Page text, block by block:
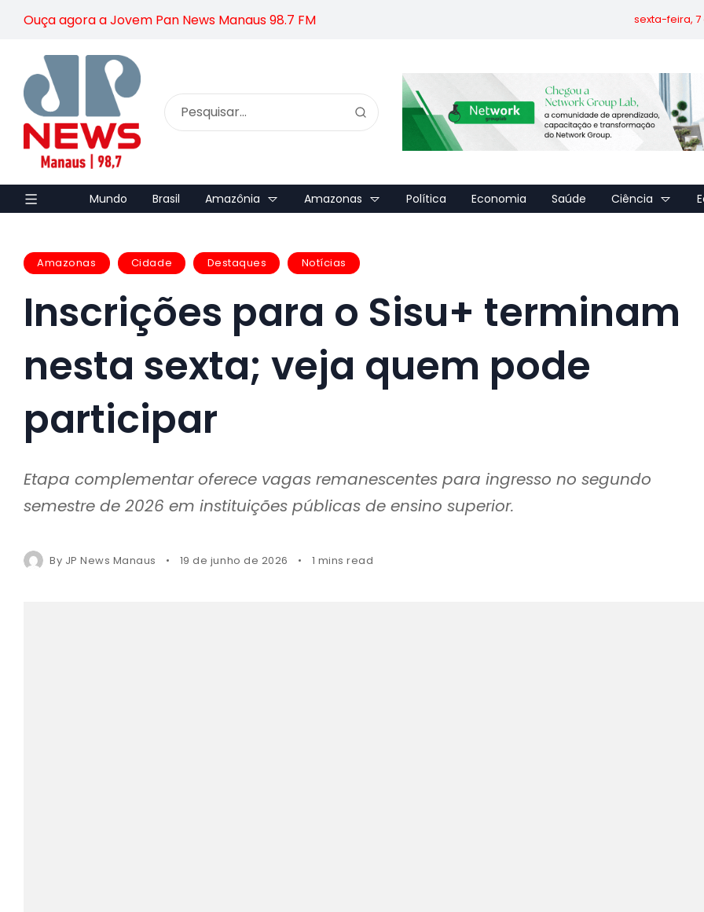
Ouça agora a Jovem Pan News Manaus 98.7 FM sexta-feira, 7
Mundo Brasil Amazônia Amazonas Política Economia Saúde Ciência
Amazonas Cidade Destaques Notícias
Inscrições para o Sisu+ terminam
nesta sexta; veja quem pode
participar
Etapa complementar oferece vagas remanescentes para ingresso no segundo
semestre de 2026 em instituições públicas de ensino superior.
By JP News Manaus 19 de junho de 2026 1 mins read